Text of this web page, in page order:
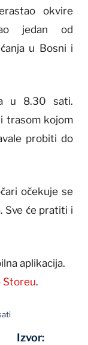
okvire
jedan od
u Bosni i
u 8.30 sati.
trasom kojom
probiti do
očekuje se
Sve će pratiti i
aplikacija.
Storeu.
Izvor: